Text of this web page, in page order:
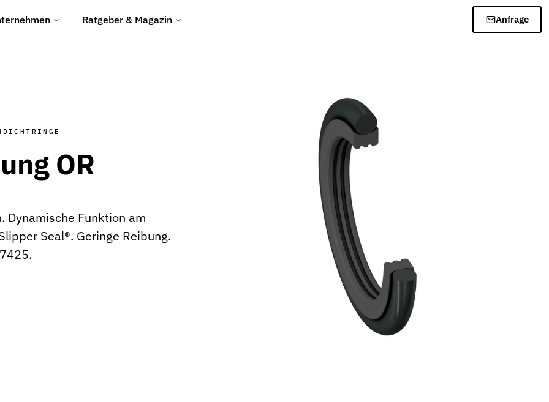
Ratgeber & Magazin Anfrage
Baustelleneinsatz.
Abfüllanlagen.
OR
Dynamische Funktion am
Seal®​. Geringe Reibung.